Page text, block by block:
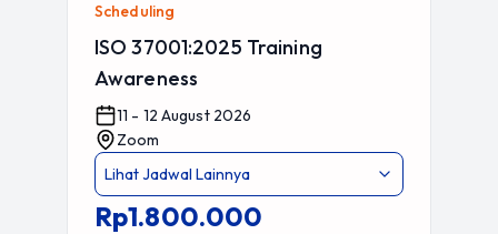
Scheduling
ISO 37001:2025 Training
Awareness
11 - 12 August 2026
Zoom
Lihat Jadwal Lainnya
Rp1.800.000